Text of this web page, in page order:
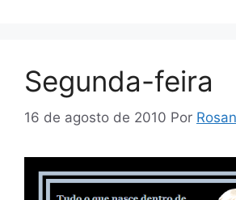
Segunda-feira
16 de agosto de 2010 Por